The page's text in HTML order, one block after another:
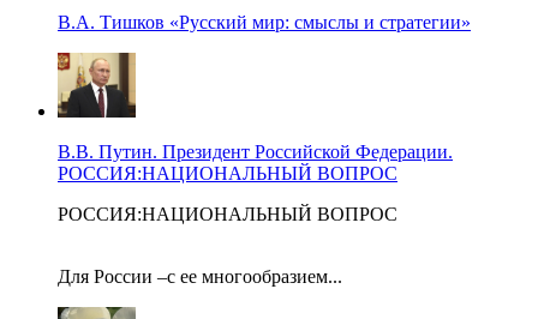
В.А. Тишков «Русский мир: смыслы и стратегии»
В.В. Путин. Президент Российской Федерации.
РОССИЯ:НАЦИОНАЛЬНЫЙ ВОПРОС
РОССИЯ:НАЦИОНАЛЬНЫЙ ВОПРОС
Для России –с ее многообразием...